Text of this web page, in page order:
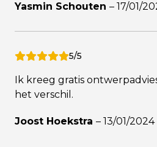
Yasmin Schouten – 17/01/
5/5
Ik kreeg gratis
het verschil.
Joost Hoekstra – 13/01/2024